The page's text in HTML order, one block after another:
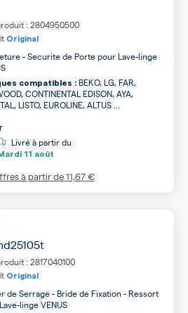
: 2804950500
Original
- Securite de Porte pour Lave-linge
compatibles : BEKO, LG, FAR,
CONTINENTAL EDISON, AYA,
LISTO, EUROLINE, ALTUS ...
Livré à partir du
11 août
à partir de11,67 €
: 2817040100
Original
de Serrage - Bride de Fixation - Ressort
linge VENUS